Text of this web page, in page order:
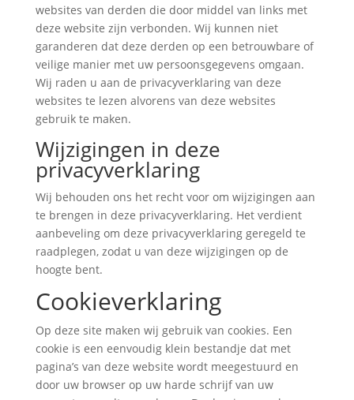
websites van derden die door middel van links met
deze website zijn verbonden. Wij kunnen niet
garanderen dat deze derden op een betrouwbare of
veilige manier met uw persoonsgegevens omgaan.
Wij raden u aan de privacyverklaring van deze
websites te lezen alvorens van deze websites
gebruik te maken.
Wijzigingen in deze
privacyverklaring
Wij behouden ons het recht voor om wijzigingen aan
te brengen in deze privacyverklaring. Het verdient
aanbeveling om deze privacyverklaring geregeld te
raadplegen, zodat u van deze wijzigingen op de
hoogte bent.
Cookieverklaring
Op deze site maken wij gebruik van cookies. Een
cookie is een eenvoudig klein bestandje dat met
pagina’s van deze website wordt meegestuurd en
door uw browser op uw harde schrijf van uw